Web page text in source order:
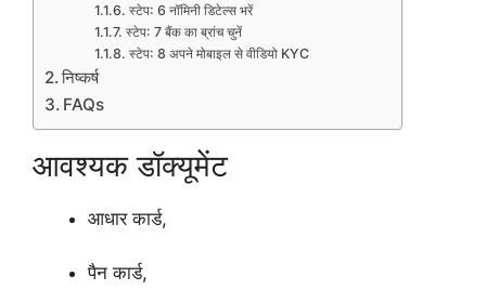
स्टेप: 6 नॉमिनी डिटेल्स भरें
स्टेप: 7 बैंक का ब्रांच चुनें
स्टेप: 8 अपने मोबाइल से वीडियो KYC
निष्कर्ष
FAQs
आवश्यक डॉक्यूमेंट
आधार कार्ड,
पैन कार्ड,